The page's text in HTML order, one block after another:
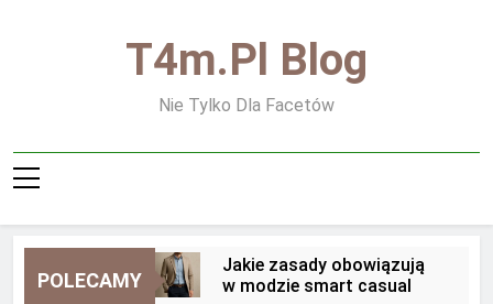
T4m.pl Blog
Nie Tylko Dla Facetów
POLECAMY
Jakie zasady obowiązują
w modzie smart casual